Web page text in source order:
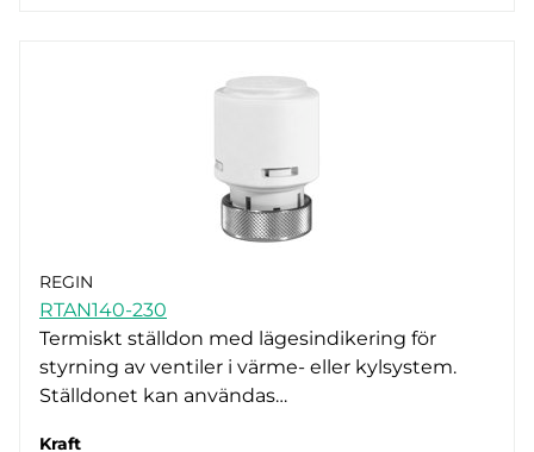
REGIN
RTAN140-230
Termiskt ställdon med lägesindikering för
styrning av ventiler i värme- eller kylsystem.
Ställdonet kan användas…
Kraft